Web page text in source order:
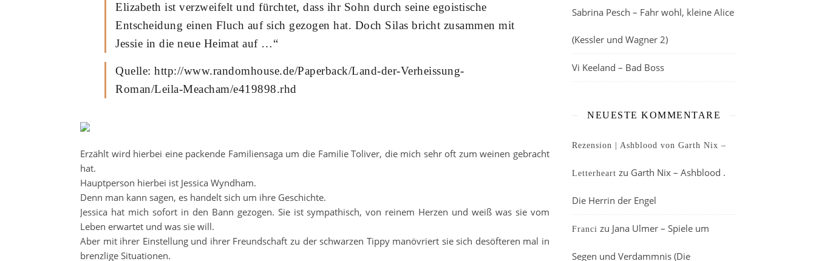
Elizabeth ist verzweifelt und fürchtet, dass ihr Sohn durch seine egoistische
Entscheidung einen Fluch auf sich gezogen hat. Doch Silas bricht zusammen mit
Jessie in die neue Heimat auf …“
Quelle: http://www.randomhouse.de/Paperback/Land-der-Verheissung-
Roman/Leila-Meacham/e419898.rhd
Erzählt wird hierbei eine packende Familiensaga um die Familie Toliver, die mich sehr oft zum weinen gebracht
hat.
Hauptperson hierbei ist Jessica Wyndham.
Denn man kann sagen, es handelt sich um ihre Geschichte.
Jessica hat mich sofort in den Bann gezogen. Sie ist sympathisch, von reinem Herzen und weiß was sie vom
Leben erwartet und was sie will.
Aber mit ihrer Einstellung und ihrer Freundschaft zu der schwarzen Tippy manövriert sie sich desöfteren mal in
brenzlige Situationen.
Sabrina Pesch – Fahr wohl, kleine Alice
(Kessler und Wagner 2)
Vi Keeland – Bad Boss
NEUESTE KOMMENTARE
Rezension | Ashblood von Garth Nix –
Letterheart zu Garth Nix – Ashblood .
Die Herrin der Engel
Franci zu Jana Ulmer – Spiele um
Segen und Verdammnis (Die